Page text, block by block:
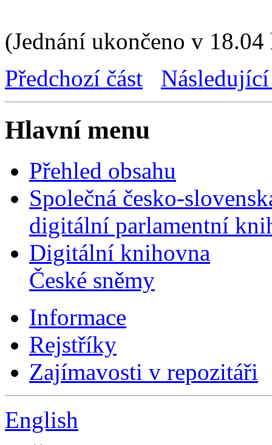
(Jednání ukončeno v
Předchozí část
Následující
Hlavní menu
Přehled obsahu
Společná česko-
digitální parlamentní
Digitální knihovna
České sněmy
Informace
Rejstříky
Zajímavosti v repozitáři
English